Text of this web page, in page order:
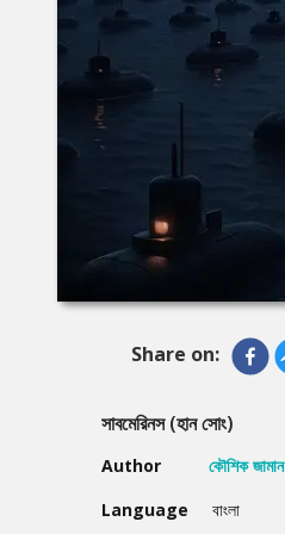
Share on:
সাবমেরিনস (হান সোং)
Author
কৌশিক জামান
Language
বাংলা